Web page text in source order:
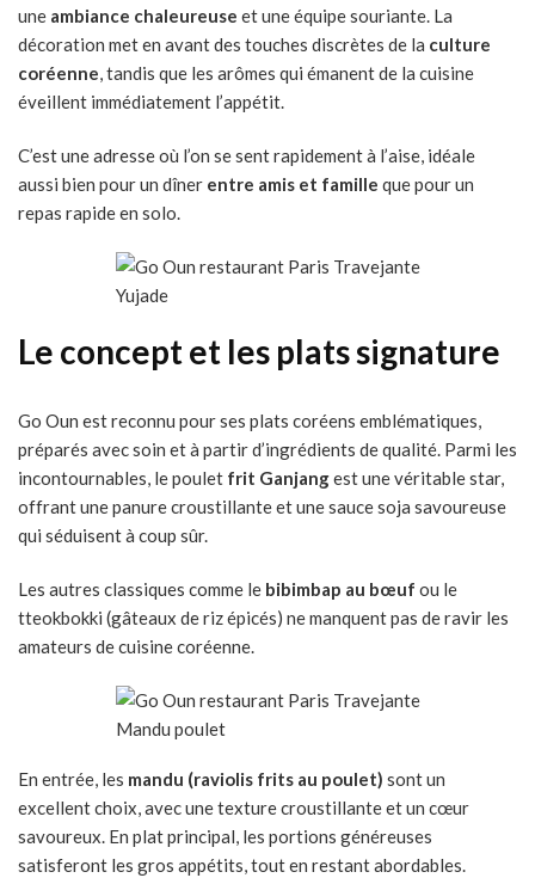
une ambiance chaleureuse et une équipe souriante. La
décoration met en avant des touches discrètes de la culture
coréenne, tandis que les arômes qui émanent de la cuisine
éveillent immédiatement l’appétit.
C’est une adresse où l’on se sent rapidement à l’aise, idéale
aussi bien pour un dîner entre amis et famille que pour un
repas rapide en solo.
Yujade
Le concept et les plats signature
Go Oun est reconnu pour ses plats coréens emblématiques,
préparés avec soin et à partir d’ingrédients de qualité. Parmi les
incontournables, le poulet frit Ganjangest une véritable star,
offrant une panure croustillante et une sauce soja savoureuse
qui séduisent à coup sûr.
Les autres classiques comme le bibimbap au bœuf ou le
tteokbokki (gâteaux de riz épicés) ne manquent pas de ravir les
amateurs de cuisine coréenne.
Mandu poulet
En entrée, les mandu (raviolis frits au poulet) sont un
excellent choix, avec une texture croustillante et un cœur
savoureux. En plat principal, les portions généreuses
satisferont les gros appétits, tout en restant abordables.